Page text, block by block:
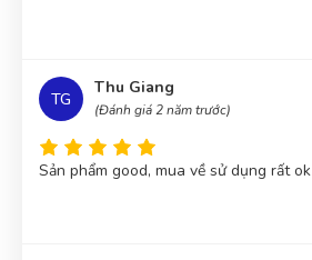
TG
Thu Giang
(Đánh giá 2 năm trước)
Sản phẩm good, mua về sử dụng rất ok